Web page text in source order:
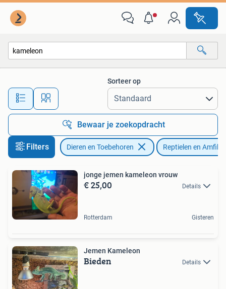
Alle afstanden…
Sorteer op
Bewaar je zoekopdracht
Filters Dieren en Toebehoren Reptielen en
jonge jemen kameleon vrouw
€ 25,00 Details
Rotterdam Gisteren
Jemen Kameleon
Bieden Details